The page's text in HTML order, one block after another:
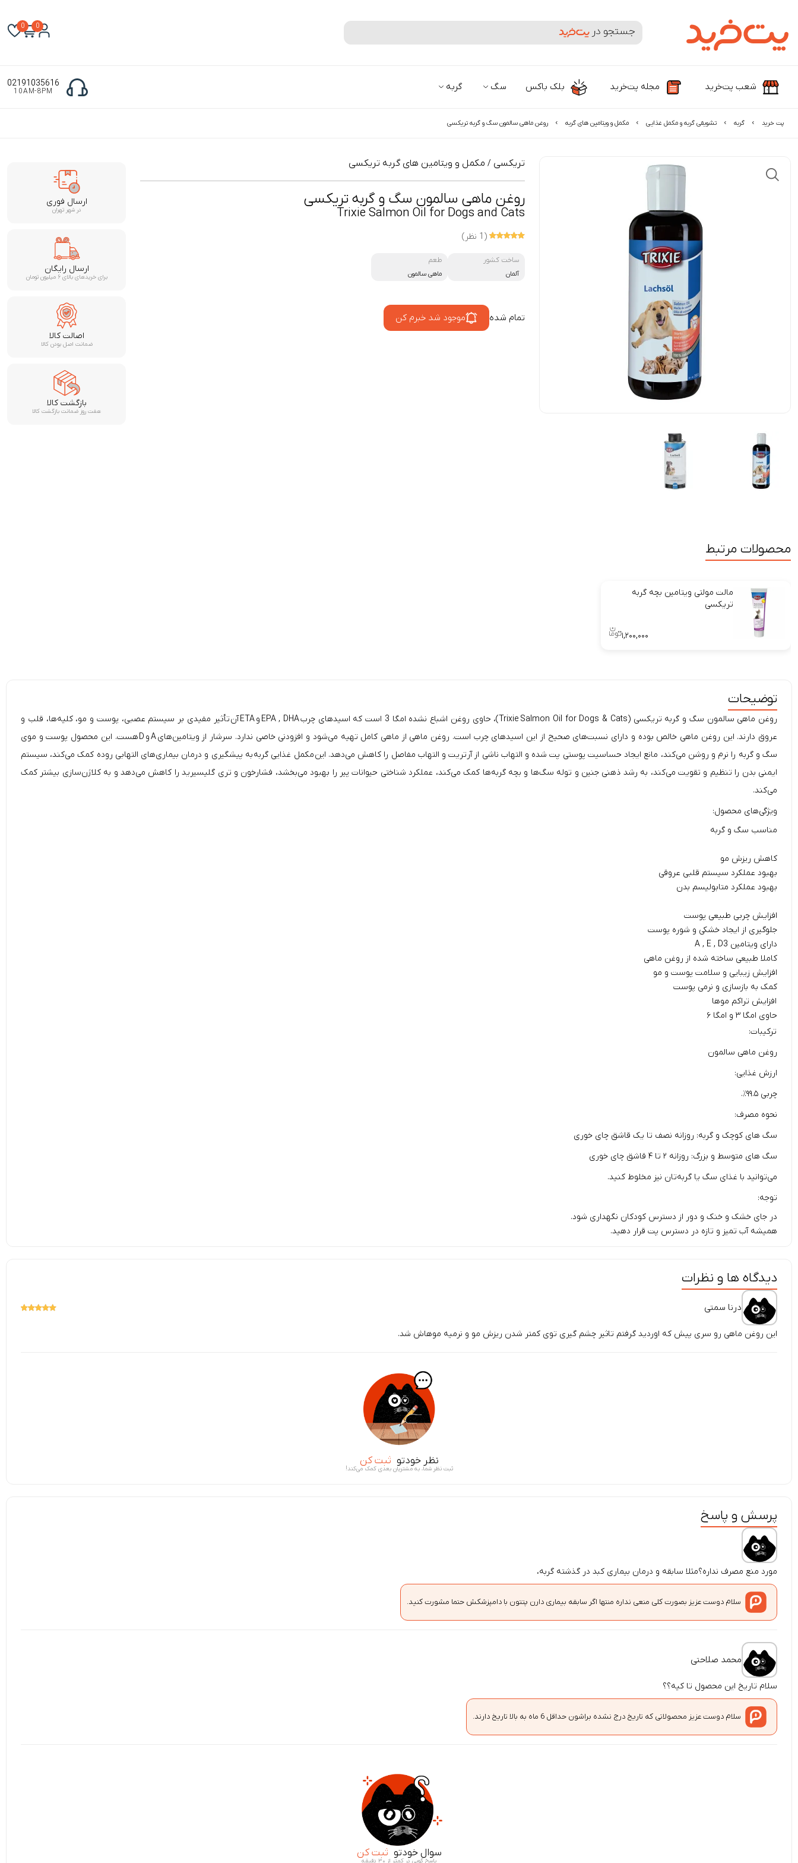
جستجوی محصولات و برندها
0
0
شعب پت‌خرید مجله پت‌خرید بلک باکس سگ گربه 02191035616
10AM-8PM
پت خرید گربه تشویقی گربه و مکمل غذایی مکمل و ویتامین های گربه روغن ماهی سالمون سگ و گربه تریکسی
تریکسی / مکمل و ویتامین های گربه تریکسی
روغن ماهی سالمون سگ و گربه تریکسی
Trixie Salmon Oil for Dogs and Cats
(1 نظر)
ساخت کشور
آلمان
طعم
ماهی سالمون
تمام شده موجود شد خبرم کن
ارسال فوری
در شهر تهران
ارسال رایگان
برای خریدهای بالای ۶ میلیون تومان
اصالت کالا
ضمانت اصل بودن کالا
بازگشت کالا
هفت روز ضمانت بازگشت کالا
محصولات مرتبط
مالت مولتی ویتامین بچه گربه
تریکسی
۱,۲۰۰,۰۰۰
توضیحات
روغن ماهی سالمون سگ و گربه تریکسی ( Trixie Salmon Oil for Dogs & Cats)، حاوی روغن اشباع نشده امگا 3 است که اسیدهای چرب EPA , DHA وETAآن تأثیر مفیدی بر سیستم عصبی، پوست و مو، کلیه‌ها، قلب و
عروق دارند. این روغن ماهی خالص بوده و دارای نسبت‌های صحیح از این اسیدهای چرب است. روغن ماهی از ماهی کامل تهیه می‌شود و افزودنی خاصی ندارد. سرشار از ویتامین‌هایAو Dهست. این محصول پوست و موی
سگ و گربه را نرم و روشن می‌کند، مانع ایجاد حساسیت پوستی پت شده و التهاب ناشی از آرتریت و التهاب مفاصل را کاهش می‌دهد. اینمکمل غذایی گربهبه پیشگیری و درمان بیماری‌های التهابی روده کمک می‌کند، سیستم
ایمنی بدن را تنظیم و تقویت می‌کند، به رشد ذهنی جنین و توله سگ‌ها و بچه گربه‌ها کمک می‌کند، عملکرد شناختی حیوانات پیر را بهبود می‌بخشد، فشارخون و تری گلیسیرید را کاهش می‌دهد و به کلاژن‌سازی بیشتر کمک
می‌کند.
ویژگی‌های محصول:
مناسب سگ و گربه
کاهش ریزش مو
بهبود عملکرد سیستم قلبی عروقی
بهبود عملکرد متابولیسم بدن
افزایش چربی طبیعی پوست
جلوگیری از ایجاد خشکی و شوره پوست
دارای ویتامین A , E , D3
کاملا طبیعی ساخته شده از روغن ماهی
افزایش زیبایی و سلامت پوست و مو
کمک به بازسازی و نرمی پوست
افزایش تراکم موها
حاوی امگا ۳ و امگا ۶
ترکیبات:
روغن ماهی سالمون
ارزش غذایی:
چربی ۹۹.۵٪.
نحوه مصرف:
سگ های کوچک و گربه: روزانه نصف تا یک قاشق چای خوری
سگ های متوسط و بزرگ: روزانه ۲ تا ۴ قاشق چای خوری
می‌توانید با غذای سگ یا گربه‌تان نیز مخلوط کنید.
توجه:
در جای خشک و خنک و دور از دسترس کودکان نگهداری شود.
همیشه آب تمیز و تازه در دسترس پت قرار دهید.
دیدگاه ها و نظرات
درنا سمتی
این روغن ماهی رو سری پیش که اوردید گرفتم تاثیر چشم گیری توی کمتر شدن ریزش مو و نرمیه موهاش شد.
نظر خودتو ثبت کن
ثبت نظر شما، به مشتریان بعدی کمک می‌کند!
پرسش و پاسخ
مورد منع مصرف نداره؟مثلا سابقه و درمان بیماری کبد در گذشته گربه،
سلام دوست عزیز بصورت کلی منعی نداره منتها اگر سابقه بیماری دارن پتتون با دامپزشکش حتما مشورت کنید.
محمد صلاحتی
سلام تاریخ این محصول تا کیه؟؟
سلام دوست عزیز محصولاتی که تاریخ درج نشده براشون حداقل 6 ماه به بالا تاریخ دارند.
سوال خودتو ثبت کن
پاسخ گویی در کمتر از ۳۰ دقیقه